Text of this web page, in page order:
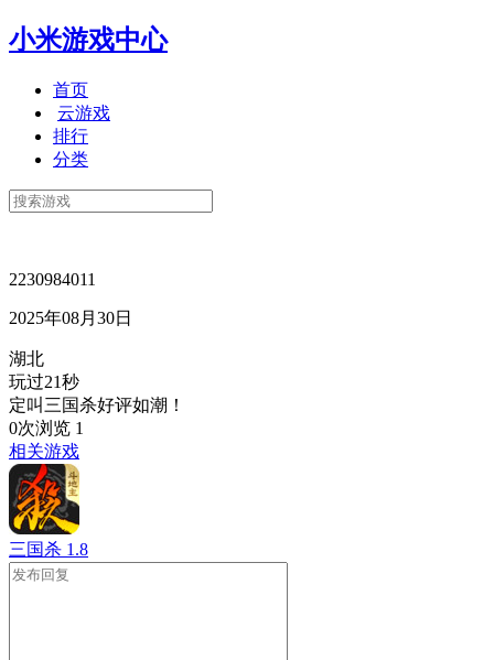
小米游戏中心
首页
云游戏
排行
分类
2230984011
2025年08月30日
湖北
玩过21秒
定叫三国杀好评如潮！
0次浏览 1
相关游戏
三国杀 1.8